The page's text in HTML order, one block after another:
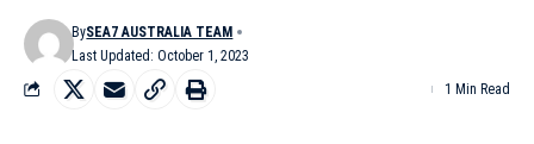
Last Updated: October 1, 2023
BySEA7 AUSTRALIA TEAM
1 Min Read